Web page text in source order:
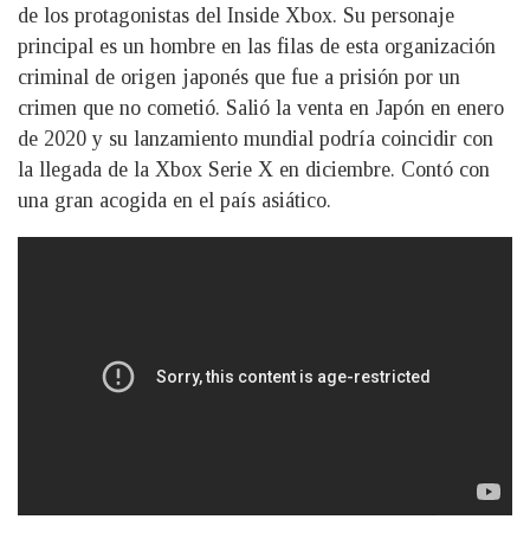
de los protagonistas del Inside Xbox. Su personaje
principal es un hombre en las filas de esta organización
criminal de origen japonés que fue a prisión por un
crimen que no cometió. Salió la venta en Japón en enero
de 2020 y su lanzamiento mundial podría coincidir con
la llegada de la Xbox Serie X en diciembre. Contó con
una gran acogida en el país asiático.